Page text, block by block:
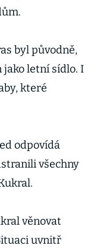
byl původně,
jako letní sídlo. I
které
odpovídá
všechny
věnovat
uvnitř